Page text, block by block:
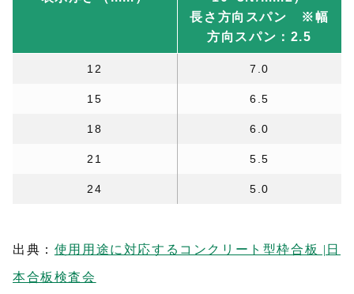
長さ方向スパン ※幅
方向スパン：2.5
12 7.0
15 6.5
18 6.0
21 5.5
24 5.0
出典： 使用用途に対応するコンクリート型枠合板 |日
本合板検査会